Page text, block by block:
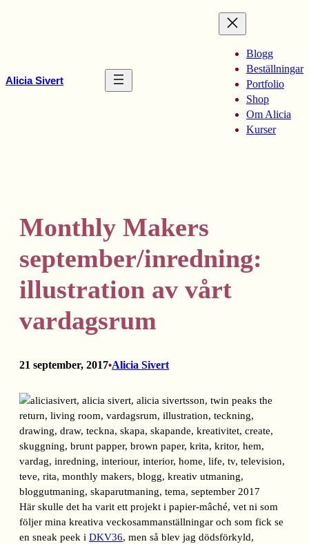
Alicia Sivert
Blogg
Beställningar
Portfolio
Shop
Om Alicia
Kurser
Monthly Makers
september/inredning:
illustration av vårt
vardagsrum
21 september, 2017•Alicia Sivert
Här skulle det ha varit ett projekt i papier-mâché, vet ni som
följer mina kreativa veckosammanställningar och som fick se
en sneak peek i DKV36, men så blev jag dödsförkyld,